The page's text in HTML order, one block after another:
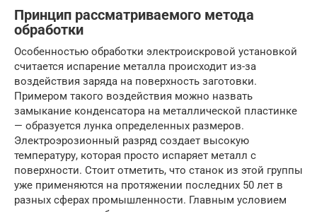
Принцип рассматриваемого метода
обработки
Особенностью обработки электроискровой установкой
считается испарение металла происходит из-за
воздействия заряда на поверхность заготовки.
Примером такого воздействия можно назвать
замыкание конденсатора на металлической пластинке
— образуется лунка определенных размеров.
Электроэрозионный разряд создает высокую
температуру, которая просто испаряет металл с
поверхности. Стоит отметить, что станок из этой группы
уже применяются на протяжении последних 50 лет в
разных сферах промышленности. Главным условием